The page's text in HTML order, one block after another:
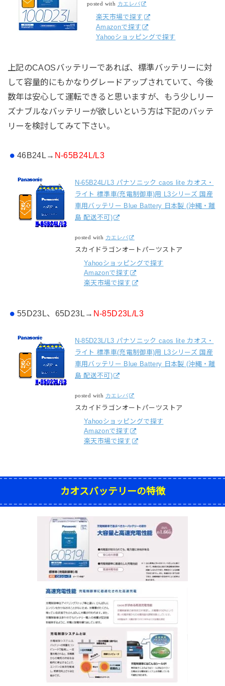
posted with カエレバ
楽天市場で探す
Amazonで探す
Yahooショッピングで探す
上記のCAOSバッテリーであれば、標準バッテリーに対
して容量的にもかなりグレードアップされていて、今後
数年は安心して運転できると思いますが、もう少しリー
ズナブルなバッテリーが欲しいという方は下記のバッテ
リーを検討してみて下さい。
46B24L→ N-65B24L/L3
N-65B24L/L3 パナソニック caos lite カオス・
ライト 標準車(充電制御車)用 L3シリーズ 国産
車用バッテリー Blue Battery 日本製 (沖縄・離
島 配送不可)
posted with カエレバ
スカイドラゴンオートパーツストア
Yahooショッピングで探す
Amazonで探す
楽天市場で探す
55D23L、65D23L→ N-85D23L/L3
N-85D23L/L3 パナソニック caos lite カオス・
ライト 標準車(充電制御車)用 L3シリーズ 国産
車用バッテリー Blue Battery 日本製 (沖縄・離
島 配送不可)
posted with カエレバ
スカイドラゴンオートパーツストア
Yahooショッピングで探す
Amazonで探す
楽天市場で探す
カオスバッテリーの特徴